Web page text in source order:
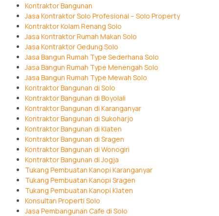
Kontraktor Bangunan
Jasa Kontraktor Solo Profesional – Solo Property
Kontraktor Kolam Renang Solo
Jasa Kontraktor Rumah Makan Solo
Jasa Kontraktor Gedung Solo
Jasa Bangun Rumah Type Sederhana Solo
Jasa Bangun Rumah Type Menengah Solo
Jasa Bangun Rumah Type Mewah Solo
Kontraktor Bangunan di Solo
Kontraktor Bangunan di Boyolali
Kontraktor Bangunan di Karanganyar
Kontraktor Bangunan di Sukoharjo
Kontraktor Bangunan di Klaten
Kontraktor Bangunan di Sragen
Kontraktor Bangunan di Wonogiri
Kontraktor Bangunan di Jogja
Tukang Pembuatan Kanopi Karanganyar
Tukang Pembuatan Kanopi Sragen
Tukang Pembuatan Kanopi Klaten
Konsultan Properti Solo
Jasa Pembangunan Cafe di Solo